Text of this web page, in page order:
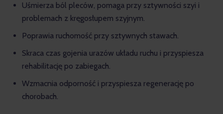
Uśmierza ból pleców, pomaga przy sztywności szyi i
problemach z kręgosłupem szyjnym.
Poprawia ruchomość przy sztywnych stawach.
Skraca czas gojenia urazów układu ruchu i przyspiesza
rehabilitację po zabiegach.
Wzmacnia odporność i przyspiesza regenerację po
chorobach.